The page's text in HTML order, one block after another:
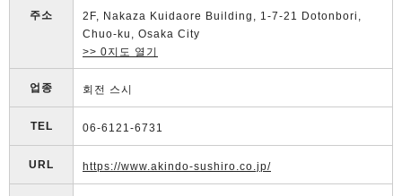
주소
2F, Nakaza Kuidaore Building, 1-7-21 Dotonbori,
Chuo-ku, Osaka City
>> 0지도 열기
업종 회전 스시
TEL 06-6121-6731
URL https://www.akindo-sushiro.co.jp/